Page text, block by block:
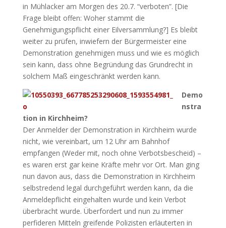
in Mühlacker am Morgen des 20.7. “verboten”. [Die
Frage bleibt offen: Woher stammt die
Genehmigungspflicht einer Eilversammlung?] Es bleibt
weiter zu prüfen, inwiefern der Bürgermeister eine
Demonstration genehmigen muss und wie es möglich
sein kann, dass ohne Begründung das Grundrecht in
solchem Maß eingeschränkt werden kann.
Demo
nstra
tion in Kirchheim?
Der Anmelder der Demonstration in Kirchheim wurde
nicht, wie vereinbart, um 12 Uhr am Bahnhof
empfangen (Weder mit, noch ohne Verbotsbescheid) –
es waren erst gar keine Kräfte mehr vor Ort. Man ging
nun davon aus, dass die Demonstration in Kirchheim
selbstredend legal durchgeführt werden kann, da die
Anmeldepflicht eingehalten wurde und kein Verbot
überbracht wurde. Überfordert und nun zu immer
perfideren Mitteln greifende Polizisten erläuterten in